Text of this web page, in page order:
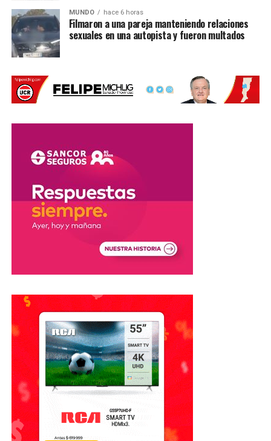
MUNDO hace 6 horas
Filmaron a una pareja manteniendo relaciones
sexuales en una autopista y fueron multados